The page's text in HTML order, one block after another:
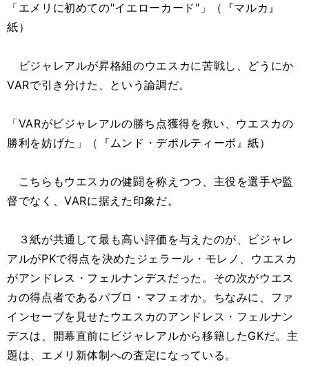
「エメリに初めての"イエローカード"」（『マルカ』
紙）
ビジャレアルが昇格組のウエスカに苦戦し、どうにか
VARで引き分けた、という論調だ。
「VARがビジャレアルの勝ち点獲得を救い、ウエスカの
勝利を妨げた」（『ムンド・デポルティーボ』紙）
こちらもウエスカの健闘を称えつつ、主役を選手や監
督でなく、VARに据えた印象だ。
３紙が共通して最も高い評価を与えたのが、ビジャレ
アルがPKで得点を決めたジェラール・モレノ、ウエスカ
がアンドレス・フェルナンデスだった。その次がウエス
カの得点者であるパブロ・マフェオか。ちなみに、ファ
インセーブを見せたウエスカのアンドレス・フェルナン
デスは、開幕直前にビジャレアルから移籍したGKだ。主
題は、エメリ新体制への査定になっている。